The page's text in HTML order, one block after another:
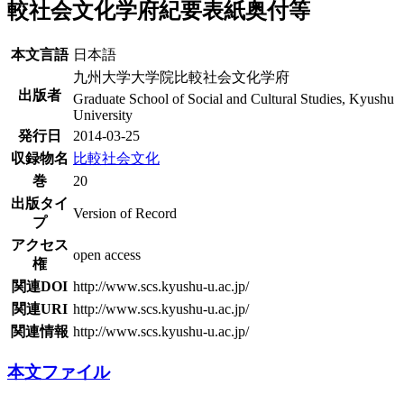
較社会文化学府紀要表紙奥付等
本文言語 日本語
出版者
九州大学大学院比較社会文化学府
Graduate School of Social and Cultural Studies, Kyushu
University
発行日
2014-03-25
収録物名 比較社会文化
巻
20
出版タイ
プ
Version of Record
アクセス
権
open access
関連DOI http://www.scs.kyushu-u.ac.jp/
関連URI http://www.scs.kyushu-u.ac.jp/
関連情報 http://www.scs.kyushu-u.ac.jp/
本文ファイル